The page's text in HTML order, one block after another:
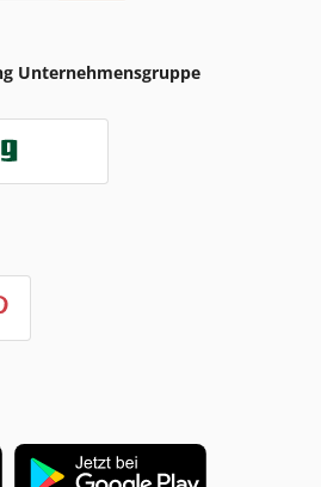
Unternehmensgruppe